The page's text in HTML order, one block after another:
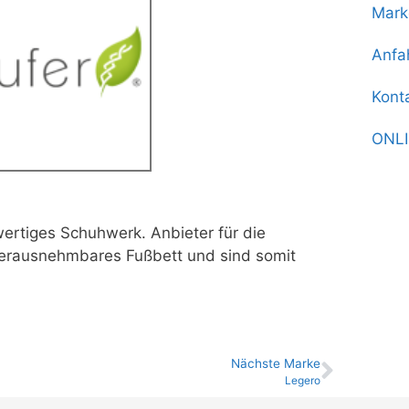
Schuhwerk. Anbieter für die
Fußbett und sind somit
Nächste Marke
Legero